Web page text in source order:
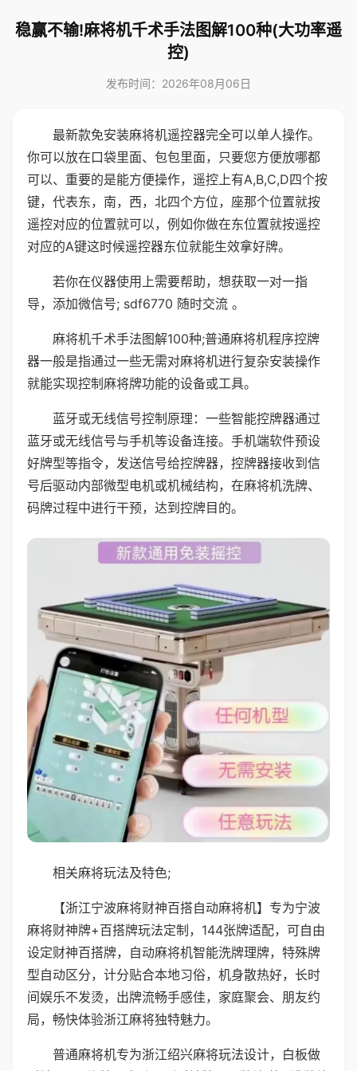
稳赢不输!麻将机千术手法图解100种(大功率遥
控)
发布时间：2026年08月06日
最新款免安装麻将机遥控器完全可以单人操作。
你可以放在口袋里面、包包里面，只要您方便放哪都
可以、重要的是能方便操作，遥控上有A,B,C,D四个按
键，代表东，南，西，北四个方位，座那个位置就按
遥控对应的位置就可以，例如你做在东位置就按遥控
对应的A键这时候遥控器东位就能生效拿好牌。
若你在仪器使用上需要帮助，想获取一对一指
导，添加微信号; sdf6770 随时交流 。
麻将机千术手法图解100种;普通麻将机程序控牌
器一般是指通过一些无需对麻将机进行复杂安装操作
就能实现控制麻将牌功能的设备或工具。
蓝牙或无线信号控制原理：一些智能控牌器通过
蓝牙或无线信号与手机等设备连接。手机端软件预设
好牌型等指令，发送信号给控牌器，控牌器接收到信
号后驱动内部微型电机或机械结构，在麻将机洗牌、
码牌过程中进行干预，达到控牌目的。
相关麻将玩法及特色;
【浙江宁波麻将财神百搭自动麻将机】专为宁波
麻将财神牌+百搭牌玩法定制，144张牌适配，可自由
设定财神百搭牌，自动麻将机智能洗牌理牌，特殊牌
型自动区分，计分贴合本地习俗，机身散热好，长时
间娱乐不发烫，出牌流畅手感佳，家庭聚会、朋友约
局，畅快体验浙江麻将独特魅力。
普通麻将机专为浙江绍兴麻将玩法设计，白板做